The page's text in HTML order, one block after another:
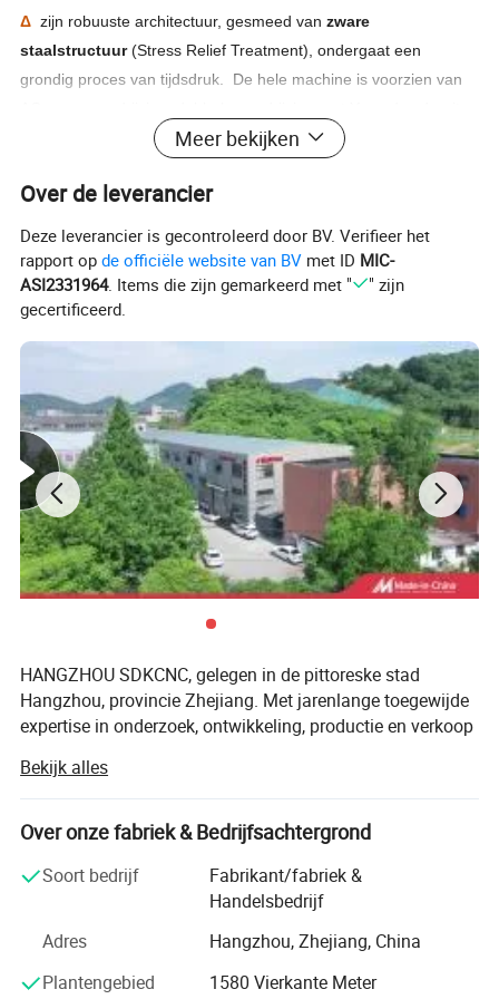
Δ zijn robuuste architectuur, gesmeed van zware
staalstructuur(Stress Relief Treatment), ondergaat een
grondig proces van tijdsdruk. De hele machine is voorzien van
hij stably en betrouwbaar. Maakt gebruik van een spiraalvormig
schroefstang.
het is algemeen toepasbaar op het graveren en frezen
koper, aluminium, steen, acryl, hout, aluminium-plastic,
isolatieplaten, epoxy-harsplaat, koolstofvezel
composietmaterialen en de verwerking vandiverse platen en
Meer bekijken
Over de leverancier
Deze leverancier is gecontroleerd door BV. Verifieer het
rapport opde officiële website van BV met ID MIC-
ASI2331964. Items die zijn gemarkeerd met "
" zijn
gecertificeerd.
HANGZHOU SDKCNC, gelegen in de pittoreske stad
Hangzhou, provincie Zhejiang. Met jarenlange toegewijde
expertise in onderzoek, ontwikkeling, productie en verkoop
en freesmachines, intelligente snijmachines en
metaalvezel laser snijmachines, hebben onze producten
een aanzienlijk marktaandeel beïnvloed en veroverd in het
Onze mijlpalen worden gekenmerkt door belangrijke
het voldoen aan de internationale normen voor
kwaliteitsbeheer ISO 9001 in 2019. En in 2023 werd het
Bekijk alles
Over onze fabriek & Bedrijfsachtergrond
Soort bedrijf
Fabrikant/fabriek &
Handelsbedrijf
Adres
Hangzhou, Zhejiang, China
Plantengebied
1580 Vierkante Meter